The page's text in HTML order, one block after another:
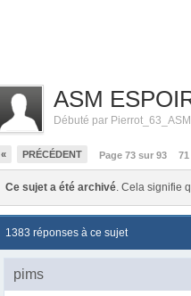
ASM
Débuté par Pierrot_63_ASM
« PRÉCÉDENT Page 73 sur 93 71
Ce sujet a été archivé. Cela signifie
1383 réponses à ce sujet
pims